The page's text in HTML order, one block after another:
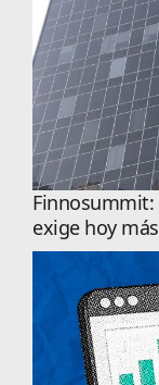
Finnosummit:
exige hoy